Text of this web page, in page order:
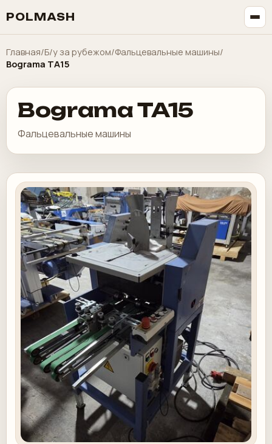
POLMASH
Главная/Б/у за рубежом/Фальцевальные машины/
Bograma TA15
Bograma TA15
Фальцевальные машины